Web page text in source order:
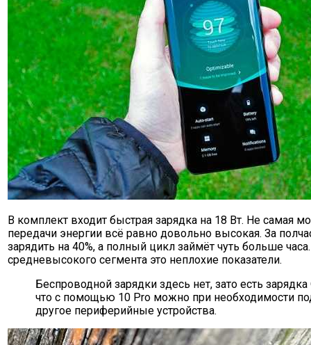
В комплект входит быстрая зарядка на 18 Вт. Не самая
передачи энергии всё равно довольно высокая. За
зарядить на 40%, а полный цикл займёт чуть больше
средневысокого сегмента это неплохие показатели.
Беспроводной зарядки здесь нет, зато есть зарядка
что с помощью 10 Pro можно при необходимости
другое периферийные устройства.